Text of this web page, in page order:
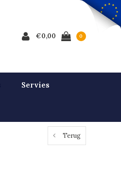
€0,00 0
Servies
Terug